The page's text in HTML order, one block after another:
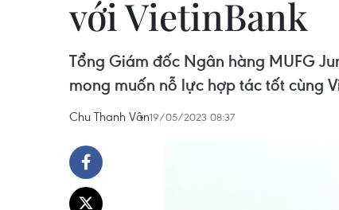
với VietinBank
Tổng Giám đốc Ngân hàng MUFG
mong muốn nỗ lực hợp tác tốt cùng
Chu Thanh Vân19/05/2023 08:37